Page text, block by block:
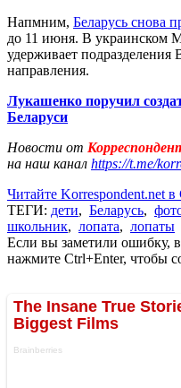
Напмним, Беларусь снова
до 11 июня. В украинском
удерживает
направления.
Лукашенко поручил
Беларуси
Новости от
на наш канал https://t.me/
Читайте Korrespondent.net
ТЕГИ: дети, Беларусь,
школьник, лопата, лопаты
Если вы заметили ошибку,
нажмите Ctrl+Enter, чтобы